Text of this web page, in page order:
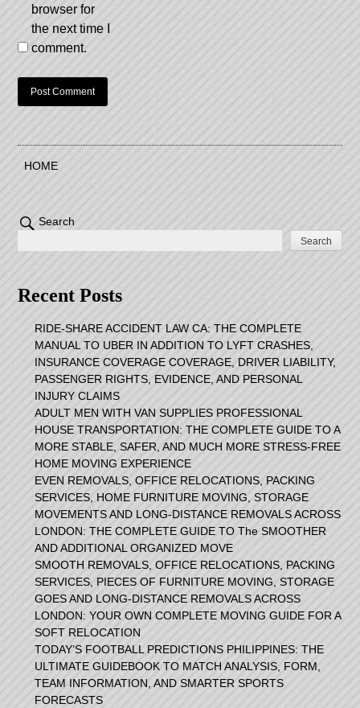
browser for
the next time I
comment.
HOME
Search
Search
Recent Posts
RIDE-SHARE ACCIDENT LAW CA: THE COMPLETE
MANUAL TO UBER IN ADDITION TO LYFT CRASHES,
INSURANCE COVERAGE COVERAGE, DRIVER LIABILITY,
PASSENGER RIGHTS, EVIDENCE, AND PERSONAL
INJURY CLAIMS
ADULT MEN WITH VAN SUPPLIES PROFESSIONAL
HOUSE TRANSPORTATION: THE COMPLETE GUIDE TO A
MORE STABLE, SAFER, AND MUCH MORE STRESS-FREE
HOME MOVING EXPERIENCE
EVEN REMOVALS, OFFICE RELOCATIONS, PACKING
SERVICES, HOME FURNITURE MOVING, STORAGE
MOVEMENTS AND LONG-DISTANCE REMOVALS ACROSS
LONDON: THE COMPLETE GUIDE TO The SMOOTHER
AND ADDITIONAL ORGANIZED MOVE
SMOOTH REMOVALS, OFFICE RELOCATIONS, PACKING
SERVICES, PIECES OF FURNITURE MOVING, STORAGE
GOES AND LONG-DISTANCE REMOVALS ACROSS
LONDON: YOUR OWN COMPLETE MOVING GUIDE FOR A
SOFT RELOCATION
TODAY’S FOOTBALL PREDICTIONS PHILIPPINES: THE
ULTIMATE GUIDEBOOK TO MATCH ANALYSIS, FORM,
TEAM INFORMATION, AND SMARTER SPORTS
FORECASTS